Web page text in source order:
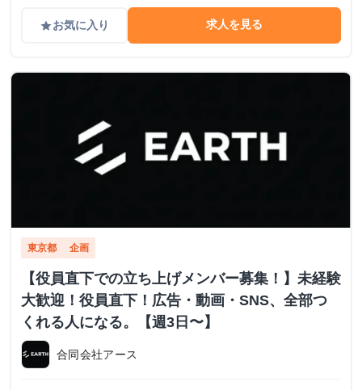
gradeお気に入り 求人を見る
東京都 企画
【役員直下での立ち上げメンバー募集！】未経験
大歓迎！役員直下！広告・動画・SNS、全部つ
くれる人になる。【週3日〜】
合同会社アース